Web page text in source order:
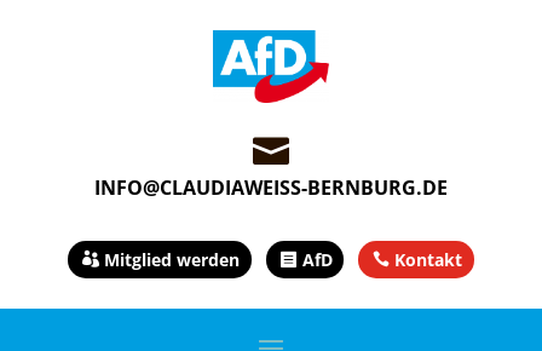

INFO@CLAUDIAWEISS-BERNBURG.DE
Mitglied werden AfD Kontakt